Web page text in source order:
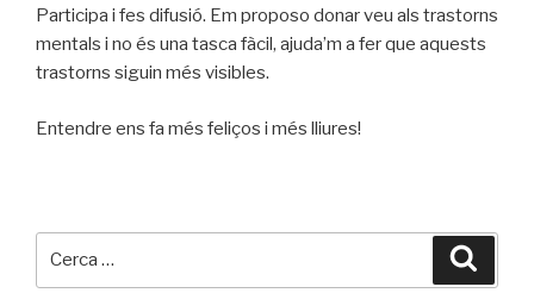
Participa i fes difusió. Em proposo donar veu als trastorns
mentals i no és una tasca fàcil, ajuda’m a fer que aquests
trastorns siguin més visibles.
Entendre ens fa més feliços i més lliures!